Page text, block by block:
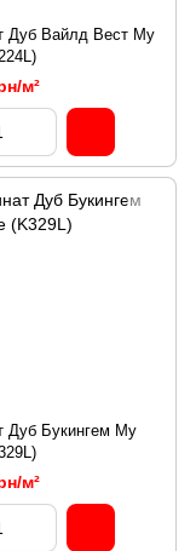
Дуб Вайлд Вест My
м²
Дуб Букингем My
м²